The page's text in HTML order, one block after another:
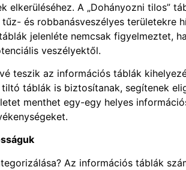
elkerüléséhez. A „Dohányozni tilos”
és robbanásveszélyes területekre
jelenléte nemcsak figyelmeztet,
veszélyektől.
teszik az információs táblák
táblák is biztosítanak, segítenek
menthet egy-egy helyes
Az információs táblák